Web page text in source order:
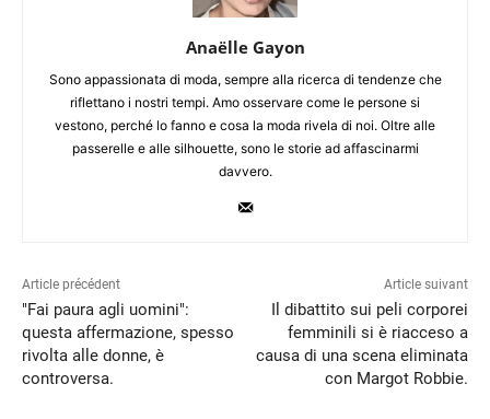
Anaëlle Gayon
Sono appassionata di moda, sempre alla ricerca di tendenze che
riflettano i nostri tempi. Amo osservare come le persone si
vestono, perché lo fanno e cosa la moda rivela di noi. Oltre alle
passerelle e alle silhouette, sono le storie ad affascinarmi
davvero.
Article précédent
"Fai paura agli uomini":
questa affermazione, spesso
rivolta alle donne, è
controversa.
Article suivant
Il dibattito sui peli corporei
femminili si è riacceso a
causa di una scena eliminata
con Margot Robbie.